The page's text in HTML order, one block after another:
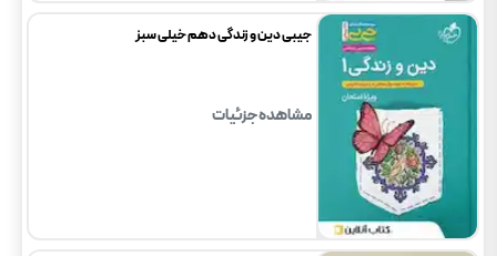
جیبی دین و زندگی دهم خیلی سبز
مشاهده جزئیات